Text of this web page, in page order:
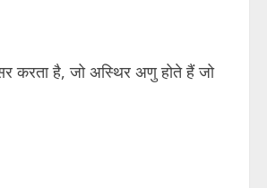
करता है, जो अस्थिर अणु होते हैं जो